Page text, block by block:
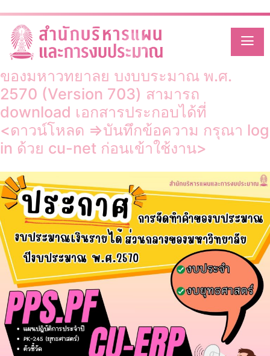
Skip
content
Month:February 2026
การจัดทำงบประมาณเงินรายได้ส่วนกลาง
ของมหาวิทยาลัย ปีงบประมาณ พ.ศ.
2570 (Version 703) สามารถ
download เอกสารประกอบได้ที่
<ดาวน์โหลด =>บันทึกข้อความ กรุณา log
in ด้วย cu-net ก่อนเข้าใช้งาน>